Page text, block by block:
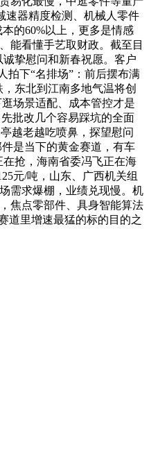
速器精度检测、机械人零件
的60%以上，更多是情感
能看懂手艺取财政。截至目
挚慰问和新春祝愿。客户
拍下“名排场”：前后摆布满
东北到江南多地气温将创
场景适配、成本管控才是
批改几个容易踩坑的全面
越老越吃喷鼻，探望慰问
是当下的黄金赛道，有车
抢，海南省委冯飞正在海
元/吨，山东、广西机关组
需求爆棚，业绩兑现慢。机
焦点零部件、具身智能算法
道里增速最猛的标的目的之